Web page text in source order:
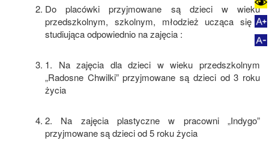
Do placówki przyjmowane są dzieci w wieku
przedszkolnym, szkolnym, młodzież ucząca się i
studiująca odpowiednio na zajęcia :
1. Na zajęcia dla dzieci w wieku przedszkolnym
„Radosne Chwilki” przyjmowane są dzieci od 3 roku
życia
2. Na zajęcia plastyczne w pracowni „Indygo”
przyjmowane są dzieci od 5 roku życia